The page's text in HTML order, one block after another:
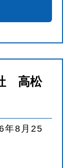
高松
年8月25